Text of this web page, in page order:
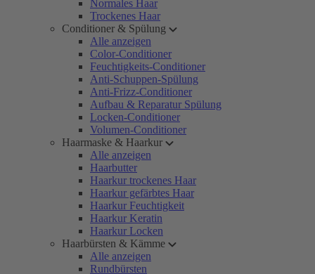
Normales Haar
Trockenes Haar
Conditioner & Spülung
Alle anzeigen
Color-Conditioner
Feuchtigkeits-Conditioner
Anti-Schuppen-Spülung
Anti-Frizz-Conditioner
Aufbau & Reparatur Spülung
Locken-Conditioner
Volumen-Conditioner
Haarmaske & Haarkur
Alle anzeigen
Haarbutter
Haarkur trockenes Haar
Haarkur gefärbtes Haar
Haarkur Feuchtigkeit
Haarkur Keratin
Haarkur Locken
Haarbürsten & Kämme
Alle anzeigen
Rundbürsten